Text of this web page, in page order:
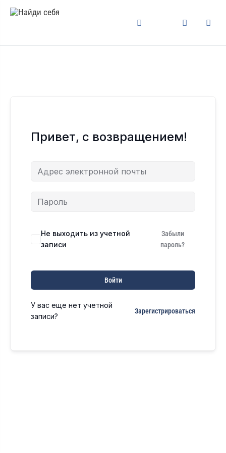
Привет, с возвращением!
Не выходить из учетной
записи
Забыли
пароль?
Войти
У вас еще нет учетной
записи?
Зарегистрироваться